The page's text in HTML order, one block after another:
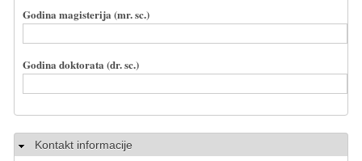
Godina magisterija (mr. sc.)
Godina doktorata (dr. sc.)
SakrijKontakt informacije